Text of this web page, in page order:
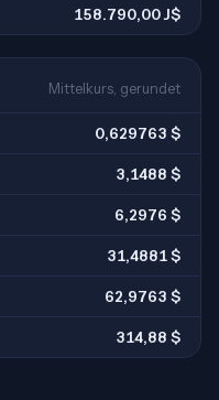
158.790,00 J$
Mittelkurs, gerundet
0,629763 $
3,1488 $
6,2976 $
31,4881 $
62,9763 $
314,88 $